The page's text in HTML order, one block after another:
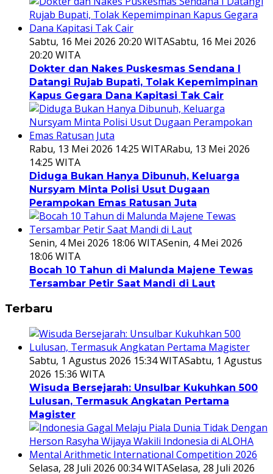
Sabtu, 16 Mei 2026 20:20 WITASabtu, 16 Mei 2026
20:20 WITA
Dokter dan Nakes Puskesmas Sendana I
Datangi Rujab Bupati, Tolak Kepemimpinan
Kapus Gegara Dana Kapitasi Tak Cair
Rabu, 13 Mei 2026 14:25 WITARabu, 13 Mei 2026
14:25 WITA
Diduga Bukan Hanya Dibunuh, Keluarga
Nursyam Minta Polisi Usut Dugaan
Perampokan Emas Ratusan Juta
Senin, 4 Mei 2026 18:06 WITASenin, 4 Mei 2026
18:06 WITA
Bocah 10 Tahun di Malunda Majene Tewas
Tersambar Petir Saat Mandi di Laut
Terbaru
Sabtu, 1 Agustus 2026 15:34 WITASabtu, 1 Agustus
2026 15:36 WITA
Wisuda Bersejarah: Unsulbar Kukuhkan 500
Lulusan, Termasuk Angkatan Pertama
Magister
Selasa, 28 Juli 2026 00:34 WITASelasa, 28 Juli 2026